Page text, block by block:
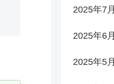
2025年7月
2025年6月
2025年5月